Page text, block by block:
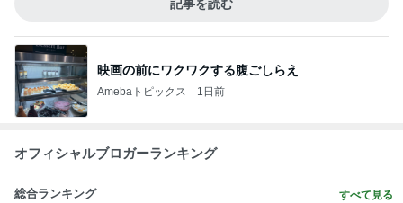
記事を読む
映画の前にワクワクする腹ごしらえ
Amebaトピックス 1日前
オフィシャルブロガーランキング
総合ランキング すべて見る